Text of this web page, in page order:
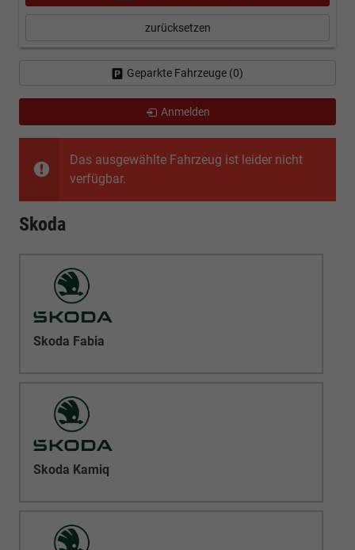
Das ausgewählte Fahrzeug ist leider nicht
verfügbar.
Skoda
Skoda Fabia
Skoda Kamiq
zurücksetzen
Geparkte Fahrzeuge (0)
Anmelden